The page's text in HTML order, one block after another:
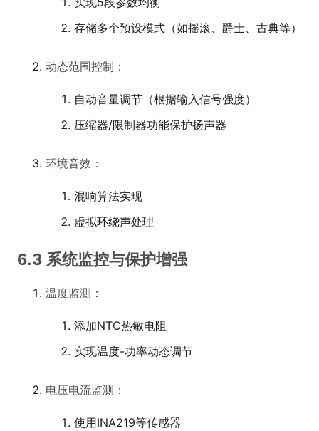
存储多个预设模式（如摇滚、爵士、古典等）
动态范围控制：
自动音量调节（根据输入信号强度）
压缩器/限制器功能保护扬声器
环境音效：
混响算法实现
虚拟环绕声处理
6.3 系统监控与保护增强
温度监测：
添加NTC热敏电阻
实现温度-功率动态调节
电压电流监测：
使用INA219等传感器